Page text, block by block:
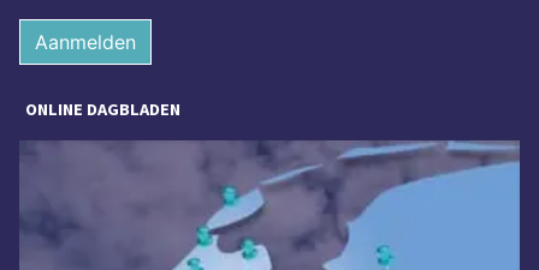
Aanmelden
ONLINE DAGBLADEN